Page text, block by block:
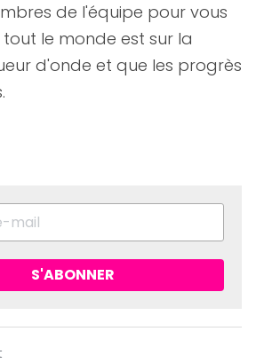
de l'équipe pour vous
le monde est sur la
d'onde et que les progrès
S'ABONNER